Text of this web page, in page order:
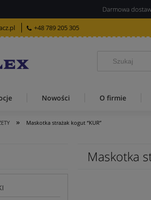
Darmowa
+48 789 205 305
Nowości O firmie
» Maskotka strażak kogut “KUR”
Maskotka